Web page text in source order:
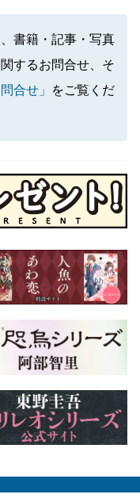
書籍・記事・写真
するお問合せ、そ
合せ」
をご覧くだ